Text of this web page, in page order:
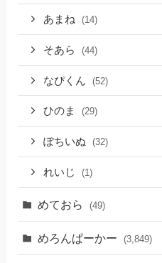
あまね (14)
そあら (44)
なぴくん (52)
ひのま (29)
ぽちいぬ (32)
れいじ (1)
めておら (49)
めろんぱーかー (3,849)